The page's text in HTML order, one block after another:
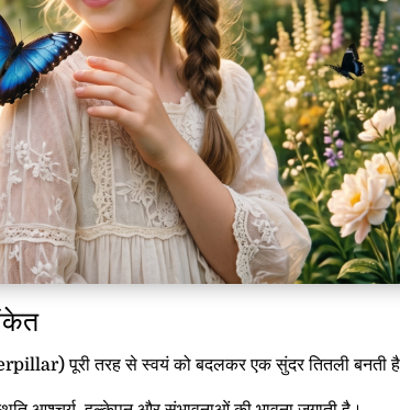
पूरी तरह से स्वयं को बदलकर एक सुंदर तितली बनती